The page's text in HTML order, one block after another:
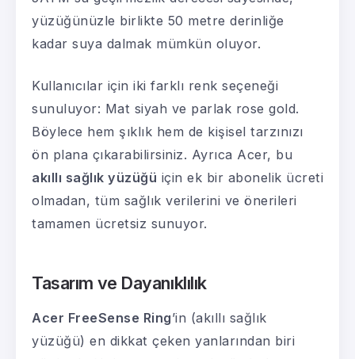
yüzüğünüzle birlikte 50 metre derinliğe
kadar suya dalmak mümkün oluyor.
Kullanıcılar için iki farklı renk seçeneği
sunuluyor: Mat siyah ve parlak rose gold.
Böylece hem şıklık hem de kişisel tarzınızı
ön plana çıkarabilirsiniz. Ayrıca Acer, bu
akıllı sağlık yüzüğü için ek bir abonelik ücreti
olmadan, tüm sağlık verilerini ve önerileri
tamamen ücretsiz sunuyor.
Tasarım ve Dayanıklılık
Acer FreeSense Ring’in (akıllı sağlık
yüzüğü) en dikkat çeken yanlarından biri